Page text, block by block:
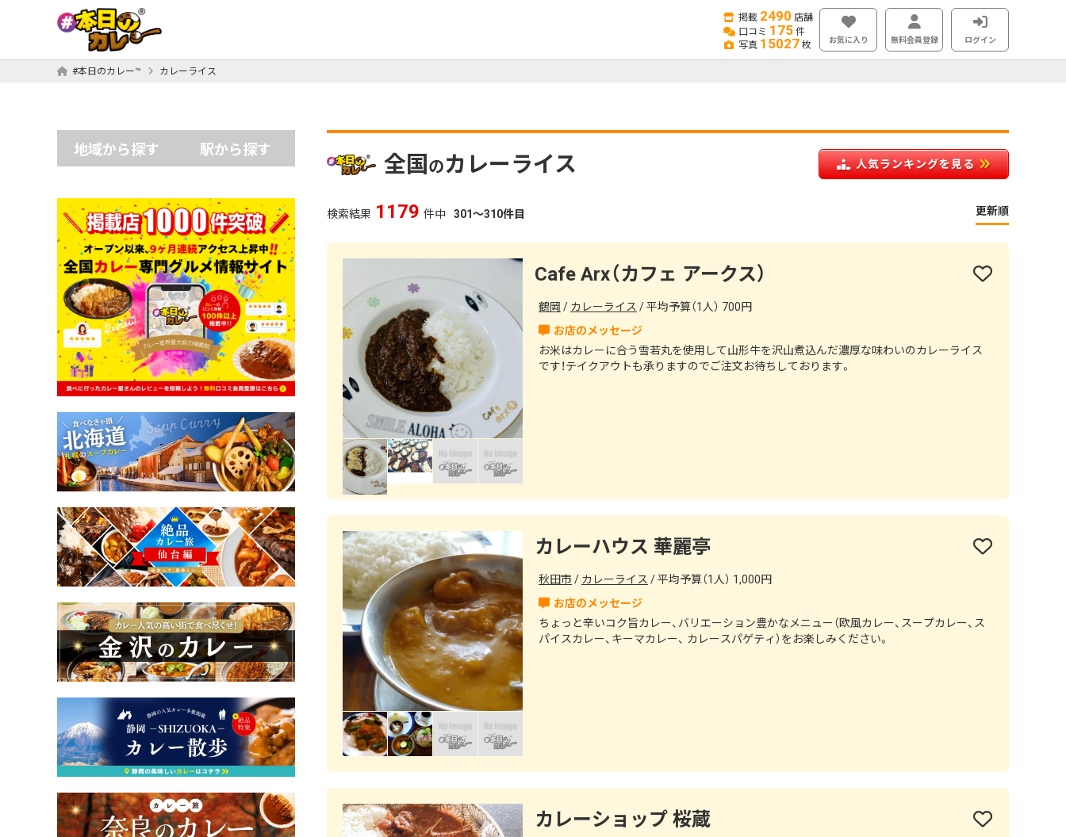
掲載 2490 店舗
口コミ 175 件
写真 15027 枚 お気に入り 無料会員登録 ログイン
#本日のカレー™ カレーライス
地域から探す 駅から探す
全国 のカレーライス 人気ランキングを見る
検索結果 1179 件中 301～310件目 更新順
Cafe Arx（カフェ アークス）
鶴岡 カレーライス 平均予算（1人） 700円
お米はカレーに合う雪若丸を使用して山形牛を沢山煮込んだ濃厚な味わいのカレーライス
です！テイクアウトも承りますのでご注文お待ちしております。
カレーハウス 華麗亭
秋田市 カレーライス 平均予算（1人） 1,000円
ちょっと辛いコク旨カレー、バリエーション豊かなメニュー（欧風カレー、スープカレー、ス
パイスカレー、キーマカレー、 カレースパゲティ）をお楽しみください。
カレーショップ 桜蔵